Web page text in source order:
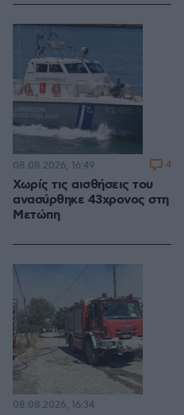
Χωρίς τις αισθήσεις του
ανασύρθηκε 43χρονος στη
Μετώπη
08.08.2026, 16:49 4
08.08.2026, 16:34